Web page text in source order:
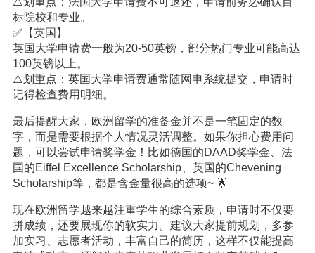
标院校和专业。
✅【英国】
英国大学申请费一般为20-50英镑，部分热门专业可能高达
100英镑以上。
⚠️划重点：英国大学申请费通常随网申系统提交，申请时
记得检查费用明细。
最后提醒大家，欧洲留学的准备金并不是一笔固定的数
字，而是需要根据个人情况灵活调整。如果你担心费用问
题，可以尝试申请奖学金！比如德国的DAAD奖学金、法
国的Eiffel Excellence Scholarship、英国的Chevening
Scholarship等，都是含金量很高的选项~ 🌟
现在欧洲留学越来越注重学生的综合素质，申请时不仅要
拼成绩，还要展现你的软实力。建议大家提前规划，多参
加实习、志愿者活动，丰富自己的简历，这样不仅能提高